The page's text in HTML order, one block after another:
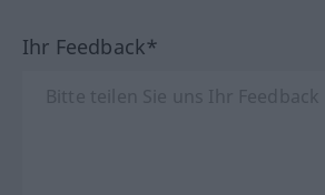
Ihr Feedback*